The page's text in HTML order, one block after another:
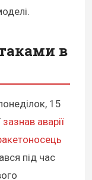
в
15
зазнав аварії
під час